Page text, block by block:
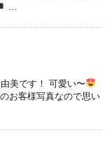
美です！ 可愛い〜
お客様写真なので思い